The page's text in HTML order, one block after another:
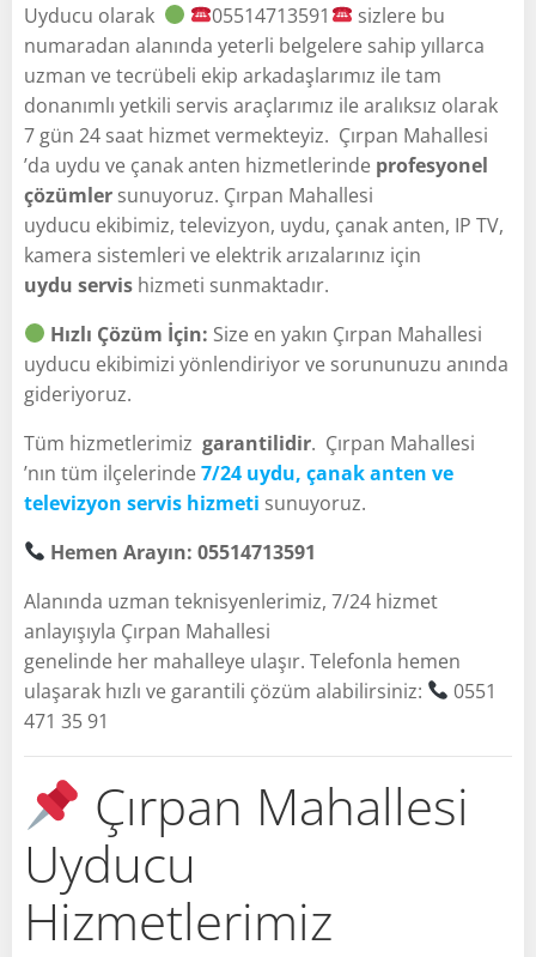
Uyducu olarak
05514713591
sizlere bu
numaradan alanında yeterli belgelere sahip yıllarca
uzman ve tecrübeli ekip arkadaşlarımız ile tam
donanımlı yetkili servis araçlarımız ile aralıksız olarak
7 gün 24 saat hizmet vermekteyiz. Çırpan Mahallesi
’da uydu ve çanak anten hizmetlerinde profesyonel
çözümler sunuyoruz. Çırpan Mahallesi
uyducu ekibimiz, televizyon, uydu, çanak anten, IP TV,
kamera sistemleri ve elektrik arızalarınız için
uydu servis hizmeti sunmaktadır.
Hızlı Çözüm İçin: Size en yakın Çırpan Mahallesi
uyducu ekibimizi yönlendiriyor ve sorununuzu anında
gideriyoruz.
Tüm hizmetlerimiz garantilidir. Çırpan Mahallesi
’nın tüm ilçelerinde7/24 uydu, çanak anten ve
televizyon servis hizmeti sunuyoruz.
Hemen Arayın: 05514713591
Alanında uzman teknisyenlerimiz, 7/24 hizmet
anlayışıyla Çırpan Mahallesi
genelinde her mahalleye ulaşır. Telefonla hemen
ulaşarak hızlı ve garantili çözüm alabilirsiniz:
0551
471 35 91
Çırpan Mahallesi
Uyducu
Hizmetlerimiz